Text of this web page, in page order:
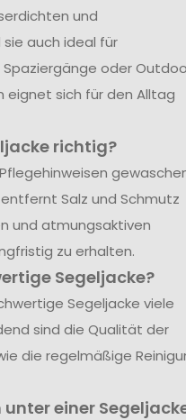
und
auch ideal für
oder
eignet sich für den Alltag
richtig?
Salz und Schmutz
und atmungsaktiven
zu erhalten.
Segeljacke?
Segeljacke viele
sind die Qualität der
die regelmäßige
einer